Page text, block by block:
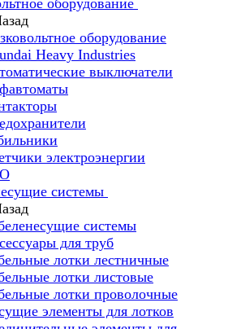
оборудование
оборудование
Heavy Industries
выключатели
электроэнергии
системы
системы
для труб
лотки лестничные
лотки листовые
лотки проволочные
элементы для лотков